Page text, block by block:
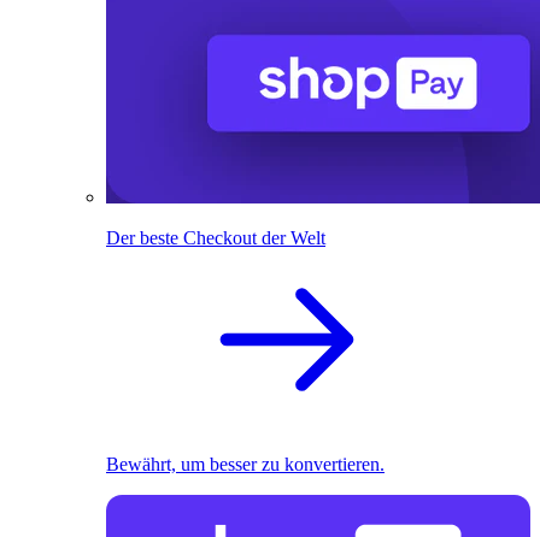
Der beste Checkout der Welt
Bewährt, um besser zu konvertieren.